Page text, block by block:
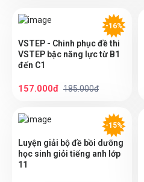
-16%
VSTEP - Chinh phục đề thi
VSTEP bậc năng lực từ B1
đến C1
157.000đ 185.000đ
-15%
Luyện giải bộ đề bồi dưỡng
học sinh giỏi tiếng anh lớp
11